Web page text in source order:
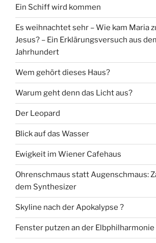
Ein Schiff wird kommen
Es weihnachtet sehr – Wie kam Maria
Jesus? – Ein Erklärungsversuch aus
Jahrhundert
Wem gehört dieses Haus?
Warum geht denn das Licht aus?
Der Leopard
Blick auf das Wasser
Ewigkeit im Wiener Cafehaus
Ohrenschmaus statt Augenschmaus:
dem Synthesizer
Skyline nach der Apokalypse ?
Fenster putzen an der Elbphilharmonie